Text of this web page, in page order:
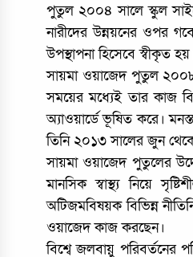
পুতুল ২০০৪ সালে স্কুল
নারীদের উন্নয়নের ওপর
উপস্থাপনা হিসেবে স্বীকৃত
সায়মা ওয়াজেদ পুতুল
সময়ের মধ্যেই তার কাজ
অ্যাওয়ার্ডে ভূষিত করে।
তিনি ২০১৩ সালের জুন থেকে
সায়মা ওয়াজেদ পুতুলের
মানসিক স্বাস্থ্য নিয়ে
অটিজমবিষয়ক বিভিন্ন
ওয়াজেদ কাজ করছেন।
বিশ্বে জলবায়ু পরিবর্তনের